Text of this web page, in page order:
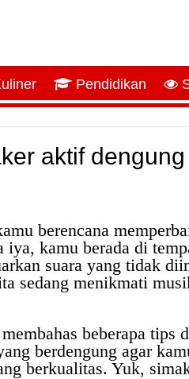
Pendidikan
aktif dengung
berencana
kamu berada di
suara yang tidak
sedang menikmati
beberapa tips
berdengung agar
berkualitas. Yuk,